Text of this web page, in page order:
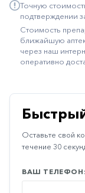
обмен
Наружные
средства
Остеопороз
Паркинсон
Точную
подтверждении
Стоимость
ближайшую
через наш
оперативно
Оставьте свой
течение 30
ВАШ ТЕЛЕФОН: